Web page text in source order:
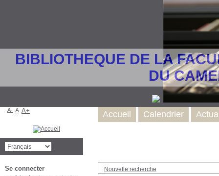
BIBLIOTHEQUE DE LA
DU
Nouvelle recherche
Accueil Calendrier
A- A A+
Se connecter